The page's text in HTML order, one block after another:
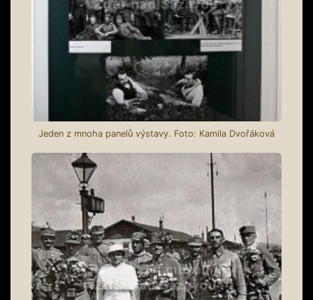
Jeden z mnoha panelů výstavy. Foto: Kamila Dvořáková